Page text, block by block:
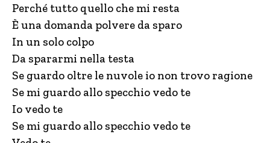
Perché tutto quello che mi resta
È una domanda polvere da sparo
In un solo colpo
Da spararmi nella testa
Se guardo oltre le nuvole io non trovo ragione
Se mi guardo allo specchio vedo te
Io vedo te
Se mi guardo allo specchio vedo te